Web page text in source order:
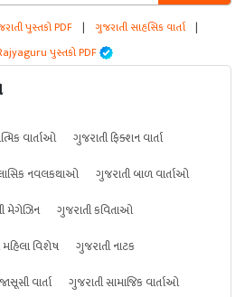
પુસ્તકો PDF | ગુજરાતી સાહસિક વાર્તા |
પુસ્તકો PDF
વાર્તાઓ
ગુજરાતી ફિક્શન વાર્તા
નવલકથાઓ
ગુજરાતી બાળ વાર્તાઓ
મેગેઝિન
ગુજરાતી કવિતાઓ
વિશેષ
ગુજરાતી નાટક
વાર્તા ગુજરાતી સામાજિક વાર્તાઓ